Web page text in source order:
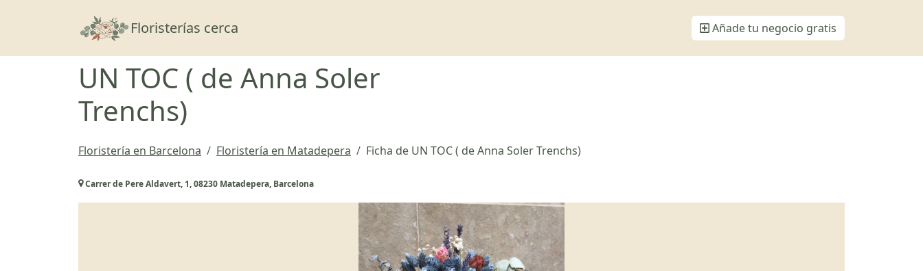
Floristerías cerca Añade tu negocio gratis
UN TOC ( de Anna Soler
Trenchs)
Floristería en Barcelona Floristería en Matadepera Ficha de UN TOC ( de Anna Soler Trenchs)
Carrer de Pere Aldavert, 1, 08230 Matadepera, Barcelona